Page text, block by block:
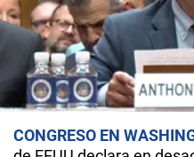
CONGRESO EN